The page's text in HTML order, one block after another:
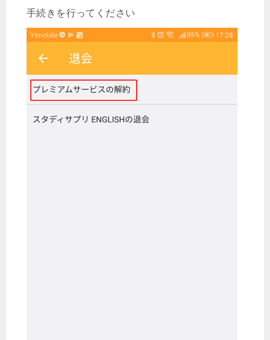
手続きを行ってください